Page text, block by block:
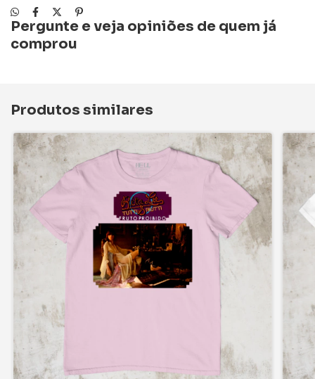
Pergunte e veja opiniões de quem já
comprou
Produtos similares